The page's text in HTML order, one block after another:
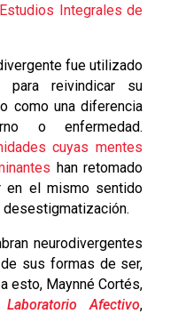
Estudios Integrales de
fue utilizado
para reivindicar su
como una diferencia
o enfermedad.
cuyas mentes
han retomado
en el mismo sentido
desestigmatización.
neurodivergentes
sus formas de ser,
esto, Maynné Cortés,
Laboratorio Afectivo,